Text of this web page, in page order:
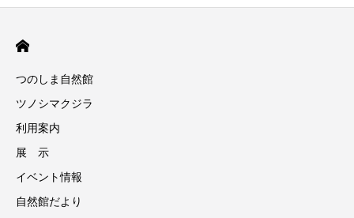
つのしま自然館
ツノシマクジラ
利用案内
展 示
イベント情報
自然館だより